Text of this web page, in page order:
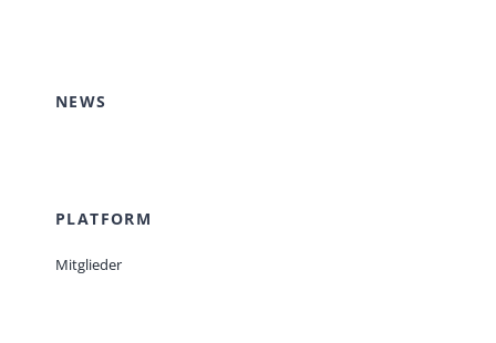
NEWS
PLATFORM
Mitglieder